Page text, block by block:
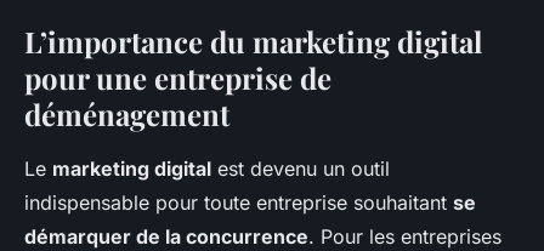
L’importance du marketing digital
pour une entreprise de
déménagement
Le marketing digital est devenu un outil
indispensable pour toute entreprise souhaitant se
démarquer de la concurrence. Pour les entreprises